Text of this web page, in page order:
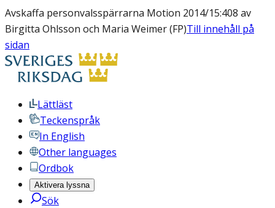
Avskaffa personvalsspärrarna Motion 2014/15:408 av
Birgitta Ohlsson och Maria Weimer (FP)Till innehåll på
sidan
Lättläst
Teckenspråk
In English
Other languages
Ordbok
Aktivera lyssna
Sök